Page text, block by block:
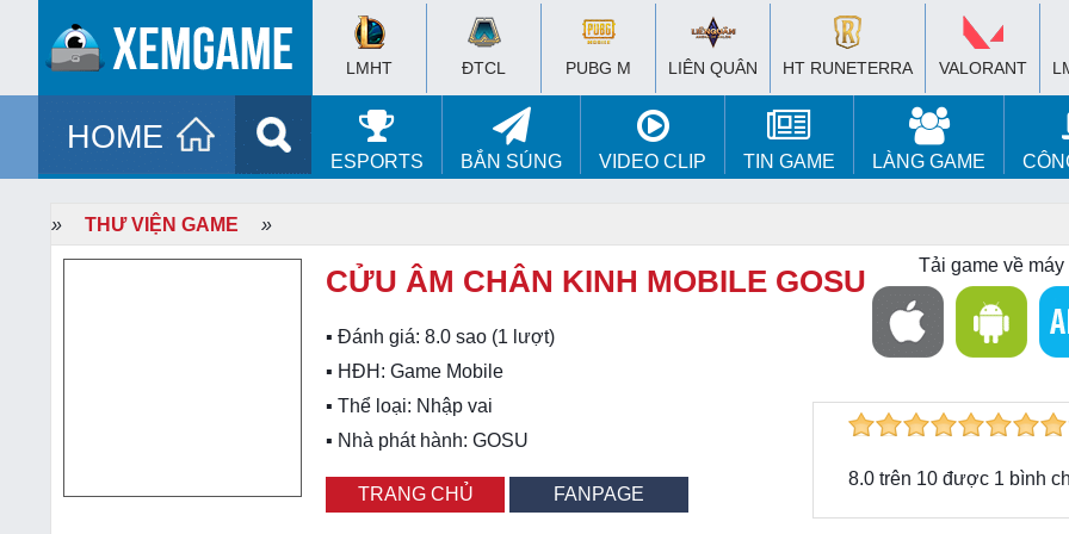
LMHT ĐTCL PUBG M LIÊN QUÂN HT RUNETERRA VALORANT
HOME
ESPORTS BẮN SÚNG VIDEO CLIP TIN GAME LÀNG GAME
» THƯ VIỆN GAME
»
Tải game về máy
CỬU ÂM CHÂN KINH MOBILE GOSU
▪ Đánh giá: 8.0 sao (1 lượt)
▪ HĐH: Game Mobile
▪ Thể loại: Nhập vai
▪ Nhà phát hành: GOSU
TRANG CHỦ FANPAGE
8.0 trên 10 được 1 bình